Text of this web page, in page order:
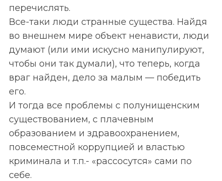
перечислять.
Все-таки люди странные существа. Найдя
во внешнем мире объект ненависти, люди
думают (или ими искусно манипулируют,
чтобы они так думали), что теперь, когда
враг найден, дело за малым — победить
его.
И тогда все проблемы с полунищенским
существованием, с плачевным
образованием и здравоохранением,
повсеместной коррупцией и властью
криминала и т.п.- «рассосутся» сами по
себе.